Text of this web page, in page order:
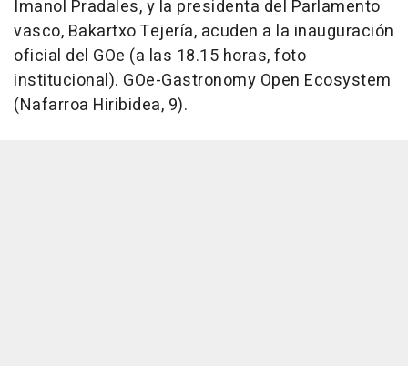
Imanol Pradales, y la presidenta del Parlamento
vasco, Bakartxo Tejería, acuden a la inauguración
oficial del GOe (a las 18.15 horas, foto
institucional). GOe-Gastronomy Open Ecosystem
(Nafarroa Hiribidea, 9).